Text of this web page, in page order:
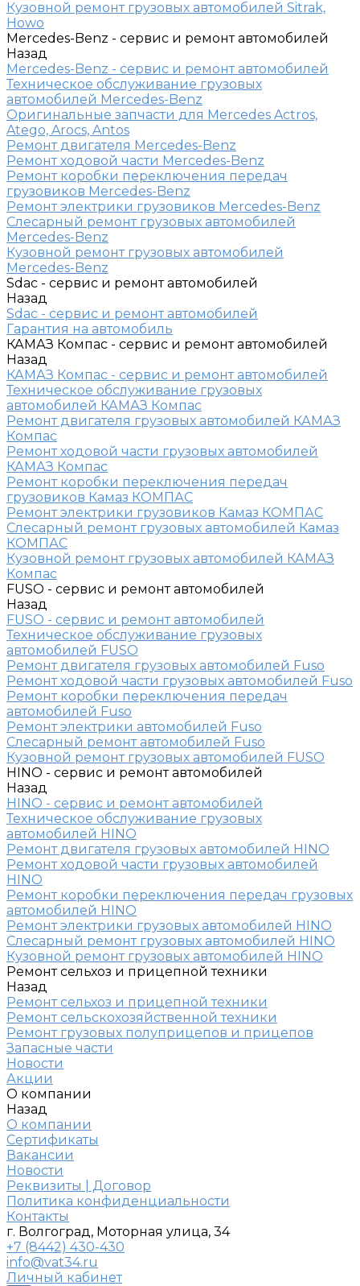
Кузовной ремонт грузовых автомобилей Sitrak,
Howo
Mercedes-Benz - сервис и ремонт автомобилей
Назад
Mercedes-Benz - сервис и ремонт автомобилей
Техническое обслуживание грузовых
автомобилей Mercedes-Benz
Оригинальные запчасти для Mercedes Actros,
Atego, Arocs, Antos
Ремонт двигателя Mercedes-Benz
Ремонт ходовой части Mercedes-Benz
Ремонт коробки переключения передач
грузовиков Mercedes-Benz
Ремонт электрики грузовиков Mercedes-Benz
Слесарный ремонт грузовых автомобилей
Mercedes-Benz
Кузовной ремонт грузовых автомобилей
Mercedes-Benz
Sdac - сервис и ремонт автомобилей
Назад
Sdac - сервис и ремонт автомобилей
Гарантия на автомобиль
КАМАЗ Компас - сервис и ремонт автомобилей
Назад
КАМАЗ Компас - сервис и ремонт автомобилей
Техническое обслуживание грузовых
автомобилей КАМАЗ Компас
Ремонт двигателя грузовых автомобилей КАМАЗ
Компас
Ремонт ходовой части грузовых автомобилей
КАМАЗ Компас
Ремонт коробки переключения передач
грузовиков Камаз КОМПАС
Ремонт электрики грузовиков Камаз КОМПАС
Слесарный ремонт грузовых автомобилей Камаз
КОМПАС
Кузовной ремонт грузовых автомобилей КАМАЗ
Компас
FUSO - сервис и ремонт автомобилей
Назад
FUSO - сервис и ремонт автомобилей
Техническое обслуживание грузовых
автомобилей FUSO
Ремонт двигателя грузовых автомобилей Fuso
Ремонт ходовой части грузовых автомобилей Fuso
Ремонт коробки переключения передач
автомобилей Fuso
Ремонт электрики автомобилей Fuso
Слесарный ремонт автомобилей Fuso
Кузовной ремонт грузовых автомобилей FUSO
HINO - сервис и ремонт автомобилей
Назад
HINO - сервис и ремонт автомобилей
Техническое обслуживание грузовых
автомобилей HINO
Ремонт двигателя грузовых автомобилей HINO
Ремонт ходовой части грузовых автомобилей
HINO
Ремонт коробки переключения передач грузовых
автомобилей HINO
Ремонт электрики грузовых автомобилей HINO
Слесарный ремонт грузовых автомобилей HINO
Кузовной ремонт грузовых автомобилей HINO
Ремонт сельхоз и прицепной техники
Назад
Ремонт сельхоз и прицепной техники
Ремонт сельскохозяйственной техники
Ремонт грузовых полуприцепов и прицепов
Запасные части
Новости
Акции
О компании
Назад
О компании
Сертификаты
Вакансии
Новости
Реквизиты | Договор
Политика конфиденциальности
Контакты
г. Волгоград, Моторная улица, 34
+7 (8442) 430-430
info@vat34.ru
Личный кабинет